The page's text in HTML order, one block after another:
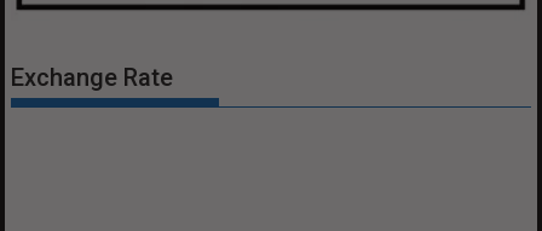
Exchange Rate